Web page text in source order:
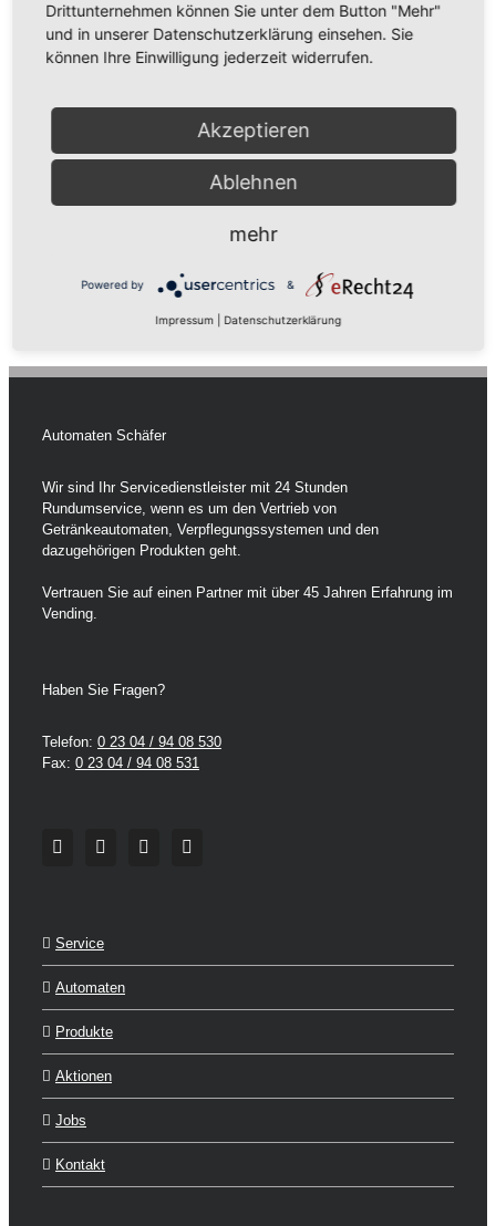
Arbeitspensum
Teilzeit
Start Anstellung
Kurzer Morgen 1, Schwerte, 58239
Veröffentlichungsdatum
13. September 2022
PDF-Export
Automaten Schäfer
Wir sind Ihr Servicedienstleister mit 24 Stunden
Rundumservice, wenn es um den Vertrieb von
Getränkeautomaten, Verpflegungssystemen und den
dazugehörigen Produkten geht.
Vertrauen Sie auf einen Partner mit über 45 Jahren Erfahrung im
Vending.
Haben Sie Fragen?
Telefon: 0 23 04 / 94 08 530
Fax: 0 23 04 / 94 08 531
Service
Automaten
Produkte
Aktionen
Jobs
Kontakt
Drittunternehmen können Sie unter dem Button "Mehr"
und in unserer Datenschutzerklärung einsehen. Sie
können Ihre Einwilligung jederzeit widerrufen.
Akzeptieren
Ablehnen
mehr
Powered by &
Impressum Datenschutzerklärung